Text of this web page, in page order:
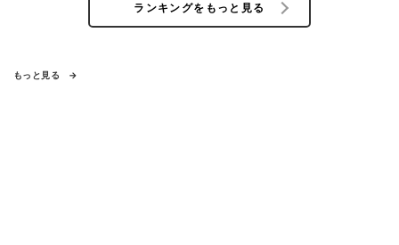
ランキングをもっと見る
もっと見る